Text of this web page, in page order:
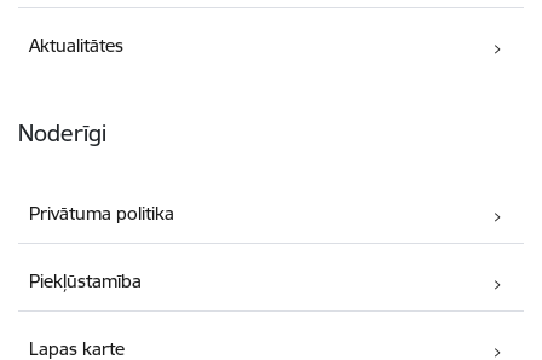
Aktualitātes
Noderīgi
Privātuma politika
Piekļūstamība
Lapas karte